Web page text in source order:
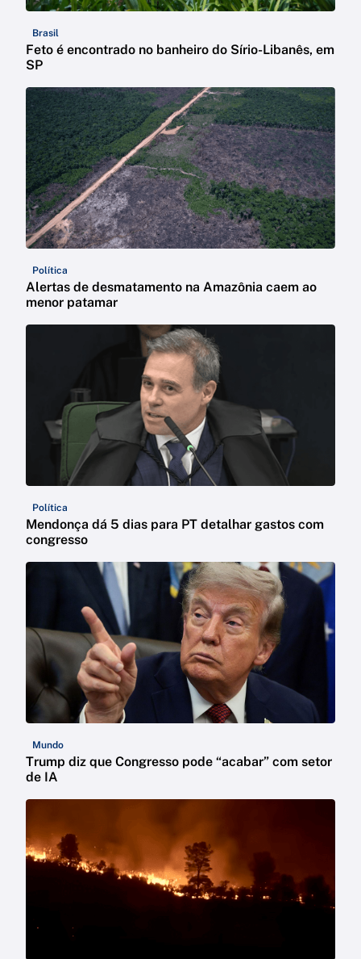
Brasil
Feto é encontrado no banheiro do Sírio-Libanês, em
SP
Política
Alertas de desmatamento na Amazônia caem ao
menor patamar
Política
Mendonça dá 5 dias para PT detalhar gastos com
congresso
Mundo
Trump diz que Congresso pode “acabar” com setor
de IA